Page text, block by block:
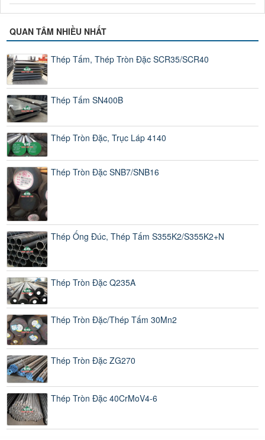
QUAN TÂM NHIỀU NHẤT
Thép Tấm, Thép Tròn Đặc SCR35/SCR40
Thép Tấm SN400B
Thép Tròn Đặc, Trục Láp 4140
Thép Tròn Đặc SNB7/SNB16
Thép Ống Đúc, Thép Tấm S355K2/S355K2+N
Thép Tròn Đặc Q235A
Thép Tròn Đặc/Thép Tấm 30Mn2
Thép Tròn Đặc ZG270
Thép Tròn Đặc 40CrMoV4-6